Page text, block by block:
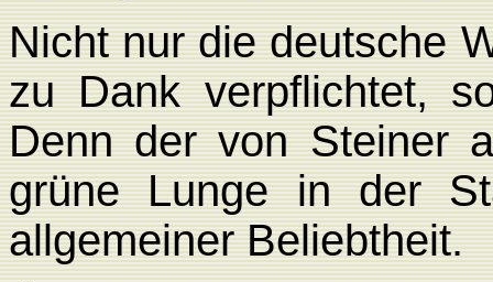
Nicht nur die deutsche
zu Dank verpflichtet,
Denn der von Steiner
grüne Lunge in der
allgemeiner Beliebtheit.